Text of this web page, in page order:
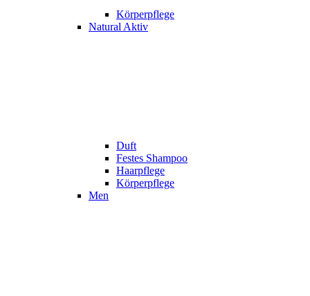
Körperpflege
Natural Aktiv
Duft
Festes Shampoo
Haarpflege
Körperpflege
Men